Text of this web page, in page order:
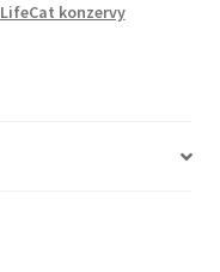
LifeCat konzervy